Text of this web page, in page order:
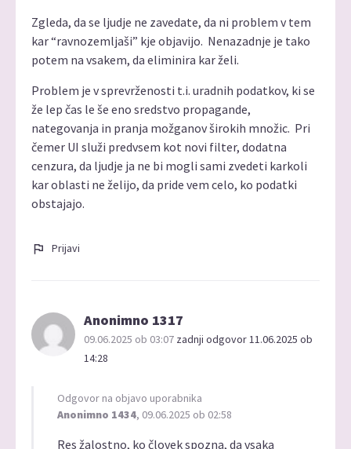
Zgleda, da se ljudje ne zavedate, da ni problem v tem
kar “ravnozemljaši” kje objavijo. Nenazadnje je tako
potem na vsakem, da eliminira kar želi.
Problem je v sprevrženosti t.i. uradnih podatkov, ki se
že lep čas le še eno sredstvo propagande,
nategovanja in pranja možganov širokih množic. Pri
čemer UI služi predvsem kot novi filter, dodatna
cenzura, da ljudje ja ne bi mogli sami zvedeti karkoli
kar oblasti ne želijo, da pride vem celo, ko podatki
obstajajo.
Prijavi
Anonimno 1317
09.06.2025 ob 03:07 zadnji odgovor 11.06.2025 ob
14:28
Odgovor na objavo uporabnika
Anonimno 1434, 09.06.2025 ob 02:58
Res žalostno, ko človek spozna, da vsaka